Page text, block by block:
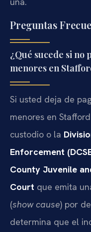
Preguntas
¿Qué sucede si no
menores en
Si usted deja de
menores en
custodio o la
Enforcement
County Juvenile
Court que emita
(show cause) por
determina que el